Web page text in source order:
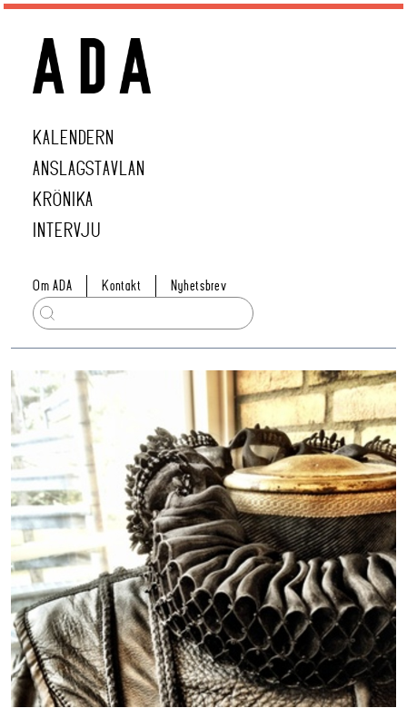
KALENDERN
ANSLAGSTAVLAN
KRÖNIKA
INTERVJU
Om ADA Kontakt Nyhetsbrev